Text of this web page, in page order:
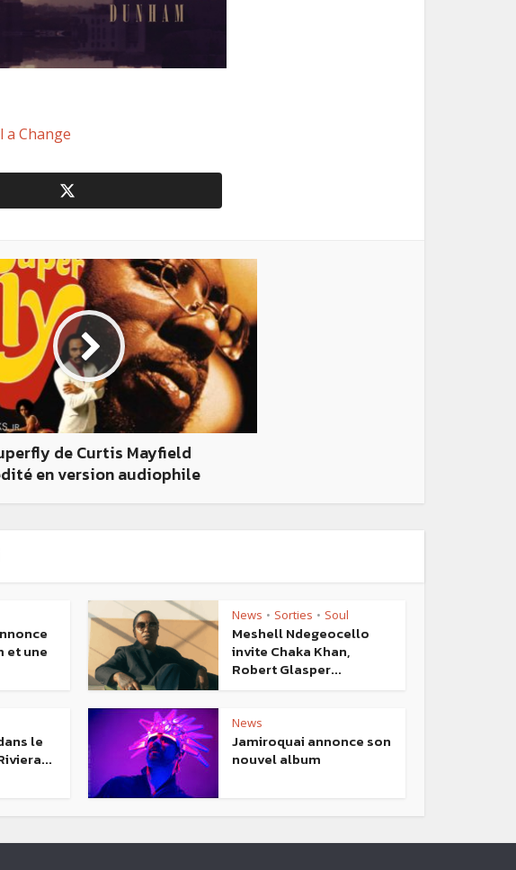
a Change
de Curtis Mayfield
en version audiophile
et une
News • Sorties • Soul
Meshell Ndegeocello
invite Chaka Khan,
Robert Glasper...
le
News
Jamiroquai annonce son
nouvel album